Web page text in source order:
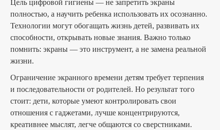
Цель цифровой гигиены — не запретить экраны
полностью, а научить ребенка использовать их осознанно.
Технологии могут обогащать жизнь детей, развивать их
способности, открывать новые знания. Важно только
помнить: экраны — это инструмент, а не замена реальной
жизни.
Ограничение экранного времени детям требует терпения
и последовательности от родителей. Но результат того
стоит: дети, которые умеют контролировать свои
отношения с гаджетами, лучше концентрируются,
креативнее мыслят, легче общаются со сверстниками.